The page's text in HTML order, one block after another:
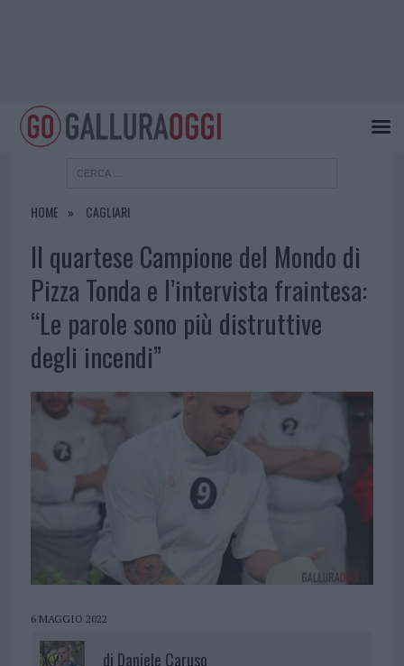
HOME CAGLIARI
Il quartese Campione del Mondo di
Pizza Tonda e l’intervista fraintesa:
“Le parole sono più distruttive
degli incendi”
6 MAGGIO 2022
di Daniele Caruso